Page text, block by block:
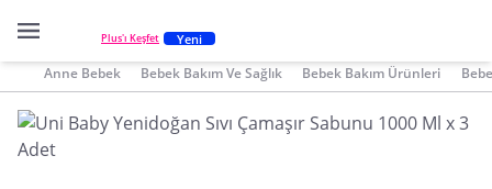
Plus'ı Keşfet Yeni
Anne Bebek Bebek Bakım Ve Sağlık Bebek Bakım Ürünleri